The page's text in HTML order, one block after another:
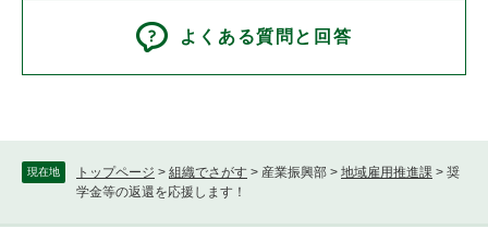
現在地 トップページ > 組織でさがす > 産業振興部 > 地域雇用推進課 > 奨
学金等の返還を応援します！
よくある質問と回答